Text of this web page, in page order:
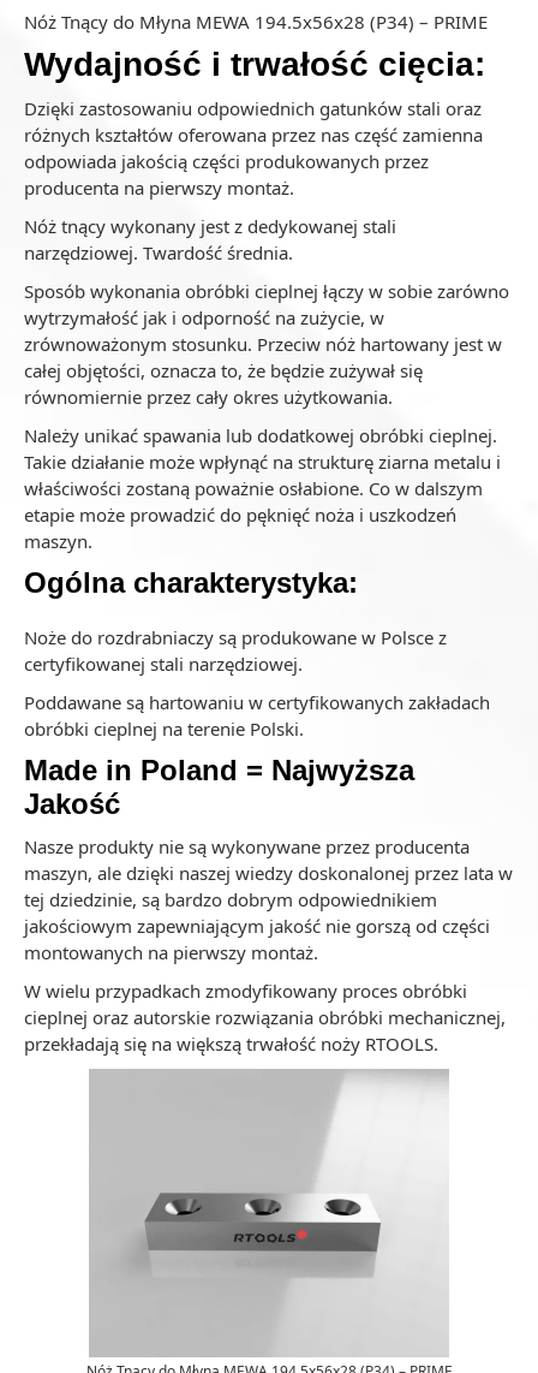
Nóż Tnący do Młyna MEWA 194.5x56x28 (P34) – PRIME
Wydajność i trwałość cięcia:
Dzięki zastosowaniu odpowiednich gatunków stali oraz
różnych kształtów oferowana przez nas część zamienna
odpowiada jakością części produkowanych przez
producenta na pierwszy montaż.
Nóż tnący wykonany jest z dedykowanej stali
narzędziowej. Twardość średnia.
Sposób wykonania obróbki cieplnej łączy w sobie zarówno
wytrzymałość jak i odporność na zużycie, w
zrównoważonym stosunku. Przeciw nóż hartowany jest w
całej objętości, oznacza to, że będzie zużywał się
równomiernie przez cały okres użytkowania.
Należy unikać spawania lub dodatkowej obróbki cieplnej.
Takie działanie może wpłynąć na strukturę ziarna metalu i
właściwości zostaną poważnie osłabione. Co w dalszym
etapie może prowadzić do pęknięć noża i uszkodzeń
maszyn.
Ogólna charakterystyka:
Noże do rozdrabniaczy są produkowane w Polsce z
certyfikowanej stali narzędziowej.
Poddawane są hartowaniu w certyfikowanych zakładach
obróbki cieplnej na terenie Polski.
Made in Poland = Najwyższa
Jakość
Nasze produkty nie są wykonywane przez producenta
maszyn, ale dzięki naszej wiedzy doskonalonej przez lata w
tej dziedzinie, są bardzo dobrym odpowiednikiem
jakościowym zapewniającym jakość nie gorszą od części
montowanych na pierwszy montaż.
W wielu przypadkach zmodyfikowany proces obróbki
cieplnej oraz autorskie rozwiązania obróbki mechanicznej,
przekładają się na większą trwałość noży RTOOLS.